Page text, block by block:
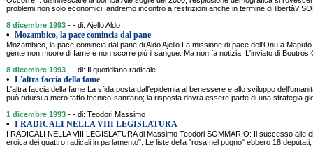
problemi non solo economici: andremo incontro a restrizioni anche in termine di libertà?
8 dicembre 1993 - - di: Ajello Aldo
• Mozambico, la pace comincia dal pane
Mozambico, la pace comincia dal pane di Aldo Ajello La missione di pace dell'Onu a
gente non muore di fame e non scorre più il sangue. Ma non fa notizia. L'inviato di Boutros
8 dicembre 1993 - - di: Il quotidiano radicale
• L'altra faccia della fame
L'altra faccia della fame La sfida posta dall'epidemia al benessere e allo sviluppo
può ridursi a mero fatto tecnico-sanitario; la risposta dovrà essere parte di una strategia
1 dicembre 1993 - - di: Teodori Massimo
• I RADICALI NELLA VIII LEGISLATURA
I RADICALI NELLA VIII LEGISLATURA di Massimo Teodori SOMMARIO: Il successo alle
eroica dei quattro radicali in parlamento". Le liste della "rosa nel pugno" ebbero 18